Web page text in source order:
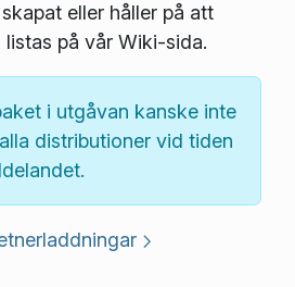
eller håller på att
på vår Wiki-sida.
i utgåvan kanske inte
distributioner vid tiden